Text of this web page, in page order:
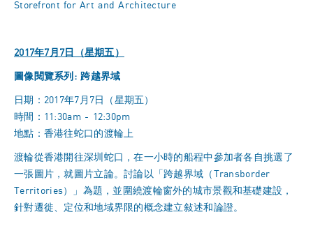
Storefront for Art and Architecture
2017年7月7日（星期五）
圖像閱覽系列: 跨越界域
日期：2017年7月7日（星期五）
時間：11:30am - 12:30pm
地點：香港往蛇口的渡輪上
渡輪從香港開往深圳蛇口，在一小時的船程中參加者各自挑選了
一張圖片，就圖片立論。討論以「跨越界域（Transborder
Territories）」為題，並圍繞渡輪窗外的城市景觀和基礎建設，
針對遷徙、定位和地域界限的概念建立敍述和論證。